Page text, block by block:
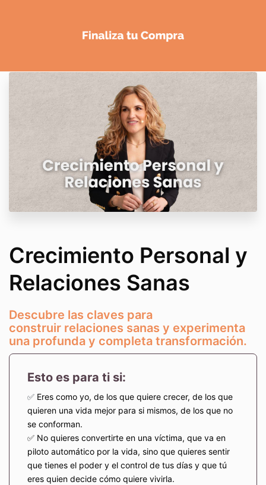
Crecimiento Personal y
Relaciones Sanas
Descubre las claves para
construir relaciones sanas y experimenta
una profunda y completa transformación.
Esto es para ti si:
✅ Eres como yo, de los que quiere crecer, de los que
quieren una vida mejor para si mismos, de los que no
se conforman.
✅ No quieres convertirte en una víctima, que va en
piloto automático por la vida, sino que quieres sentir
que tienes el poder y el control de tus días y que tú
eres quien decide cómo quiere vivirla.